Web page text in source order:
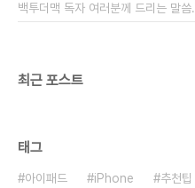
백투더맥 독자 여러분께 드리는 말씀.
최근 포스트
태그
아이패드 iPhone 추천팁